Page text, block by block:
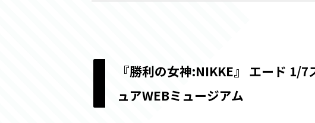
『勝利の女神:NIKKE』 エード 1/
ュアWEBミュージアム